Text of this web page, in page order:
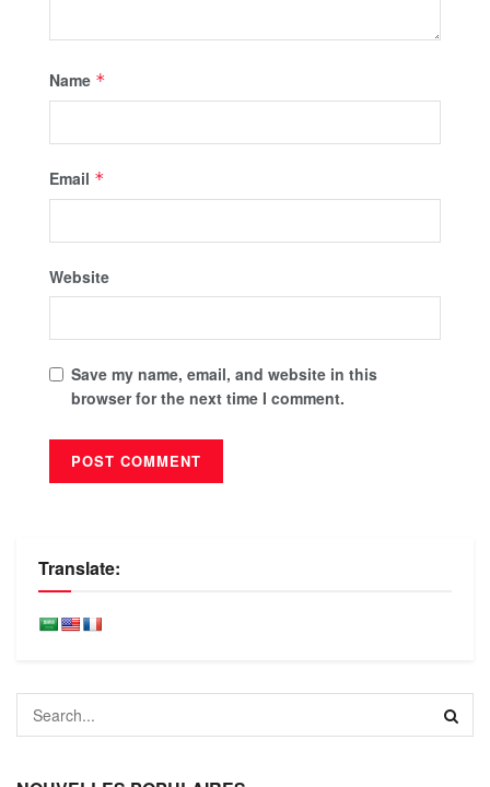
Name *
Email *
Website
Save my name, email, and website in this
browser for the next time I comment.
Translate: